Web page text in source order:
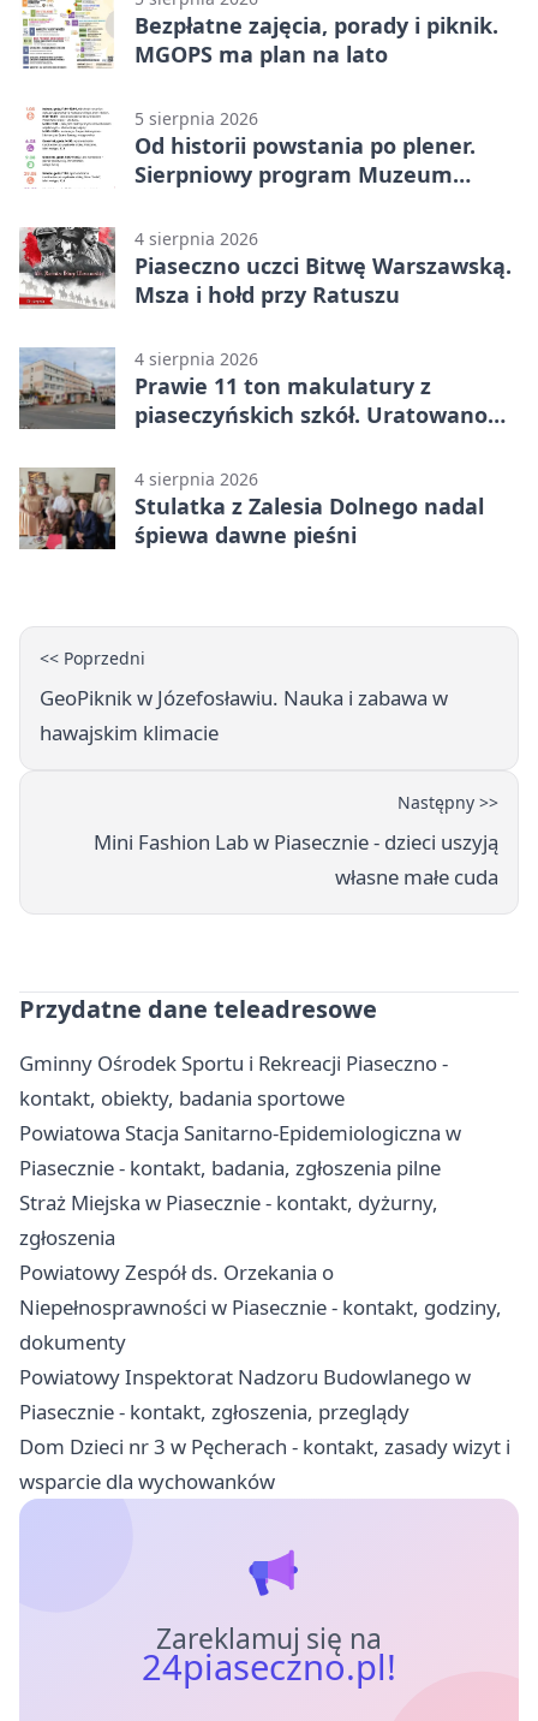
Bezpłatne zajęcia, porady i piknik.
MGOPS ma plan na lato
5 sierpnia 2026
Od historii powstania po plener.
Sierpniowy program Muzeum
4 sierpnia 2026
Piaseczno uczci Bitwę Warszawską.
Msza i hołd przy Ratuszu
4 sierpnia 2026
Prawie 11 ton makulatury z
piaseczyńskich szkół. Uratowano
4 sierpnia 2026
Stulatka z Zalesia Dolnego nadal
śpiewa dawne pieśni
<< Poprzedni
GeoPiknik w Józefosławiu. Nauka i zabawa w
hawajskim klimacie
Następny >>
Mini Fashion Lab w Piasecznie - dzieci uszyją
własne małe cuda
Przydatne dane teleadresowe
Gminny Ośrodek Sportu i Rekreacji Piaseczno -
kontakt, obiekty, badania sportowe
Powiatowa Stacja Sanitarno-Epidemiologiczna w
Piasecznie - kontakt, badania, zgłoszenia pilne
Straż Miejska w Piasecznie - kontakt, dyżurny,
zgłoszenia
Powiatowy Zespół ds. Orzekania o
Niepełnosprawności w Piasecznie - kontakt, godziny,
dokumenty
Powiatowy Inspektorat Nadzoru Budowlanego w
Piasecznie - kontakt, zgłoszenia, przeglądy
Dom Dzieci nr 3 w Pęcherach - kontakt, zasady wizyt i
wsparcie dla wychowanków
Zareklamuj się na
24piaseczno.pl!